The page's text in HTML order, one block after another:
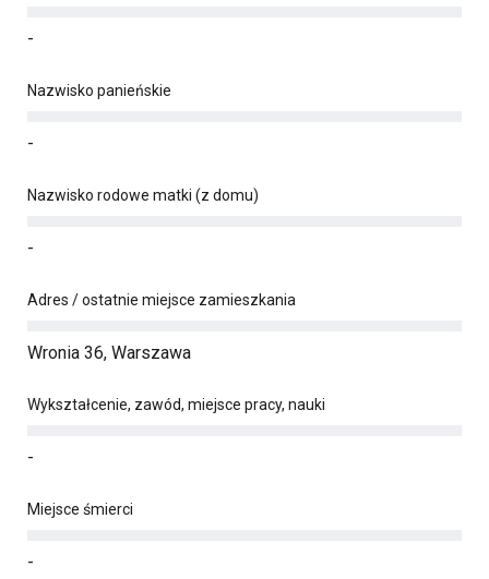
-
Nazwisko panieńskie
-
Nazwisko rodowe matki (z domu)
-
Adres / ostatnie miejsce zamieszkania
Wronia 36, Warszawa
Wykształcenie, zawód, miejsce pracy, nauki
-
Miejsce śmierci
-